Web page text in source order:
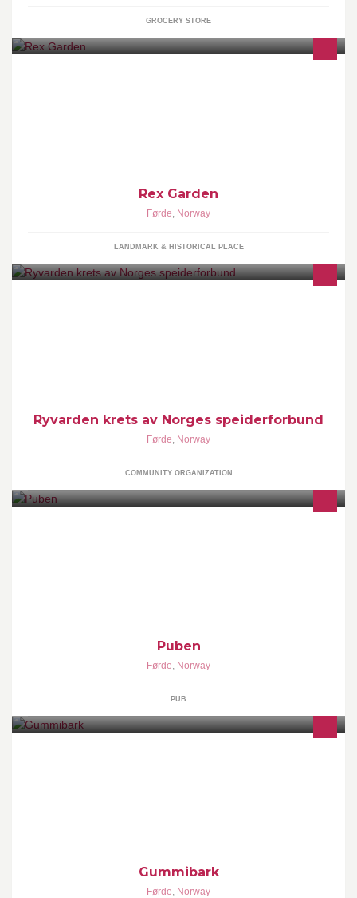
GROCERY STORE
Rex Garden
Førde, Norway
LANDMARK & HISTORICAL PLACE
Ryvarden krets av Norges speiderforbund
Førde, Norway
COMMUNITY ORGANIZATION
Puben
Førde, Norway
PUB
Gummibark
Førde, Norway